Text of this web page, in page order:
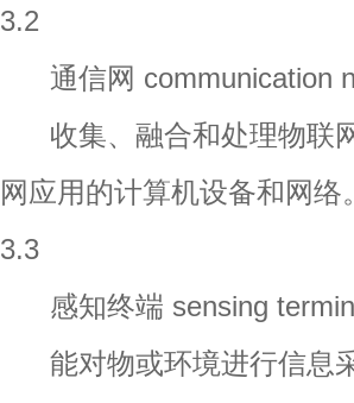
3.2
通信网 communication
收集、融合和处理物联
网应用的计算机设备和网络。
3.3
感知终端 sensing
能对物或环境进行信息